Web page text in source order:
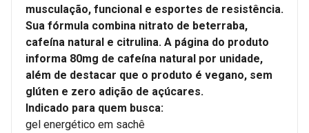
musculação, funcional e esportes de resistência.
Sua fórmula combina nitrato de beterraba,
cafeína natural e citrulina. A página do produto
informa 80mg de cafeína natural por unidade,
além de destacar que o produto é vegano, sem
glúten e zero adição de açúcares.
Indicado para quem busca:
gel energético em sachê